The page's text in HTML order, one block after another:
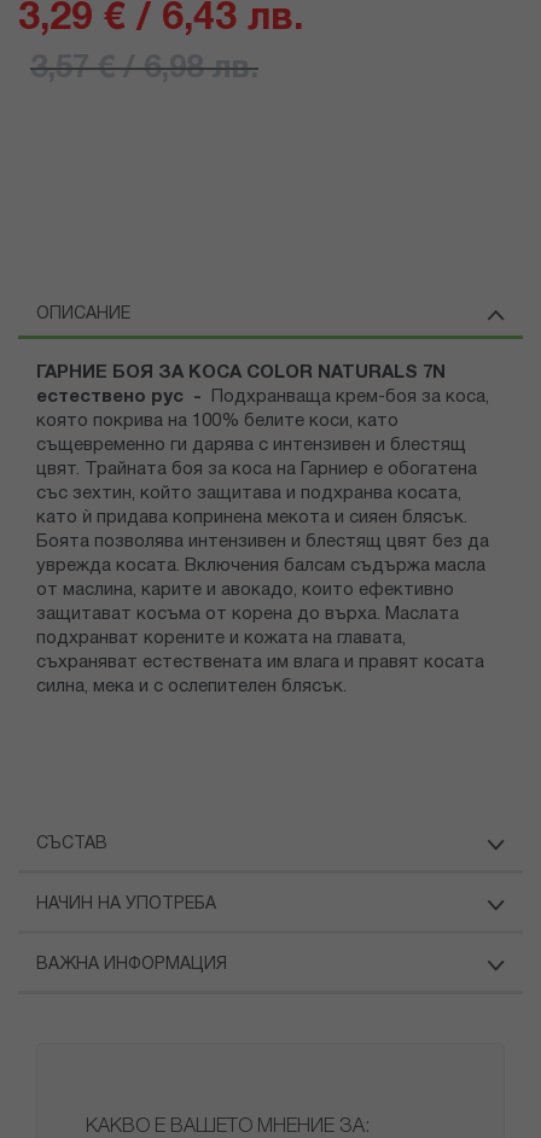
3,29 € / 6,43 лв.
3,57 € / 6,98 лв.
ОПИСАНИЕ
ГАРНИЕ БОЯ ЗА КОСА COLOR NATURALS 7N
естествено рус -
Подхранваща крем-боя за коса,
която покрива на 100% белите коси, като
същевременно ги дарява с интензивен и блестящ
цвят. Трайната боя за коса на Гарниер е обогатена
със зехтин, който защитава и подхранва косата,
като ѝ придава копринена мекота и сияен блясък.
Боята позволява интензивен и блестящ цвят без да
уврежда косата. Включения балсам съдържа масла
от маслина, карите и авокадо, които ефективно
защитават косъма от корена до върха. Маслата
подхранват корените и кожата на главата,
съхраняват естествената им влага и правят косата
силна, мека и с ослепителен блясък.
СЪСТАВ
НАЧИН НА УПОТРЕБА
ВАЖНА ИНФОРМАЦИЯ
КАКВО Е ВАШЕТО МНЕНИЕ ЗА: